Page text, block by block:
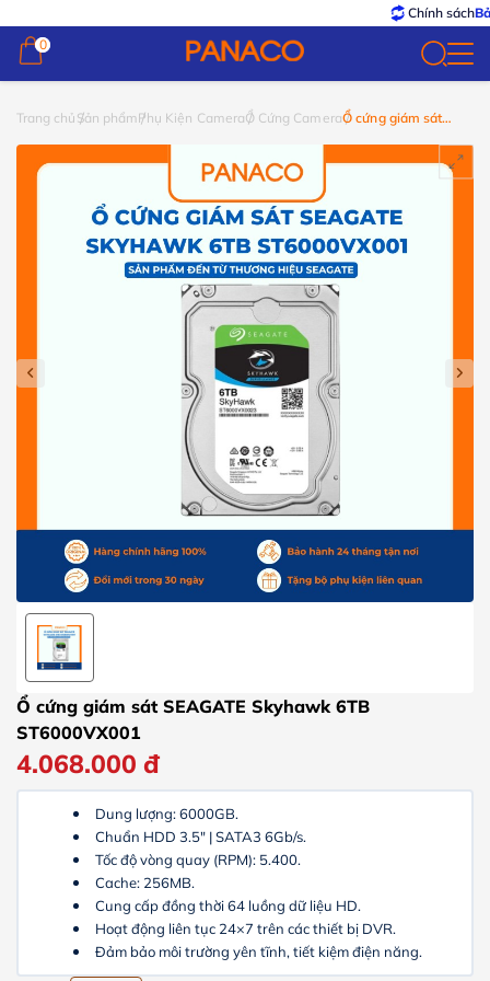
Chính sáchBảo
0
0
Trang chủ Sản phẩmPhụ Kiện CameraỔ Cứng CameraỔ cứng giám sát
6TB ST6000VX001
Ổ cứng giám sát SEAGATE Skyhawk 6TB
ST6000VX001
4.068.000 đ
Dung lượng: 6000GB.
Chuẩn HDD 3.5″ | SATA3 6Gb/s.
Tốc độ vòng quay (RPM): 5.400.
Cache: 256MB.
Cung cấp đồng thời 64 luồng dữ liệu HD.
Hoạt động liên tục 24×7 trên các thiết bị DVR.
Đảm bảo môi trường yên tĩnh, tiết kiệm điện năng.